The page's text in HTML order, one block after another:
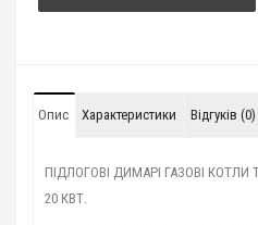
Опис Характеристики Відгуків (0)
ПІДЛОГОВІ ДИМАРІ ГАЗОВІ КОТЛИ
20 КВТ.